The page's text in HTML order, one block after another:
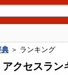
典 ＞ ランキング
アクセスラン